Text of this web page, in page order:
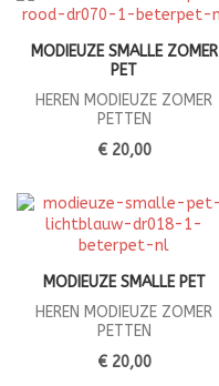
MODIEUZE SMALLE ZOMER
PET
HEREN MODIEUZE ZOMER
PETTEN
€ 20,00
MODIEUZE SMALLE PET
HEREN MODIEUZE ZOMER
PETTEN
€ 20,00